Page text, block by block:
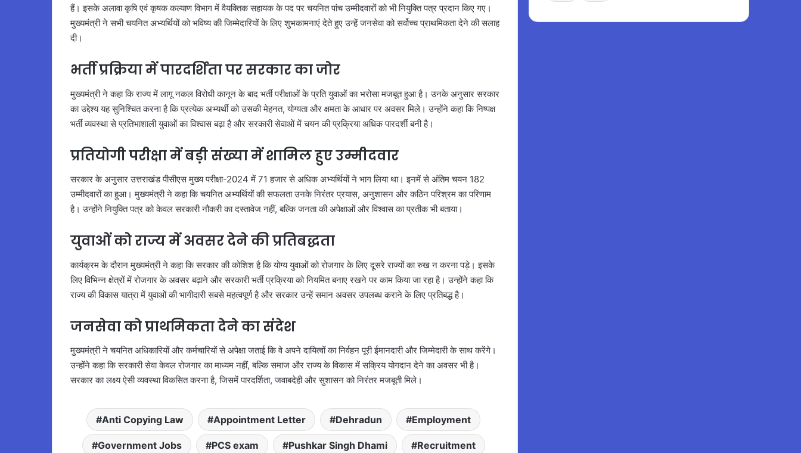
हैं। इसके अलावा कृषि एवं कृषक कल्याण विभाग में वैयक्तिक सहायक के पद पर चयनित पांच उम्मीदवारों को भी नियुक्ति पत्र प्रदान किए गए।
मुख्यमंत्री ने सभी चयनित अभ्यर्थियों को भविष्य की जिम्मेदारियों के लिए शुभकामनाएं देते हुए उन्हें जनसेवा को सर्वोच्च प्राथमिकता देने की सलाह
दी।
भर्ती प्रक्रिया में पारदर्शिता पर सरकार का जोर
मुख्यमंत्री ने कहा कि राज्य में लागू नकल विरोधी कानून के बाद भर्ती परीक्षाओं के प्रति युवाओं का भरोसा मजबूत हुआ है। उनके अनुसार सरकार
का उद्देश्य यह सुनिश्चित करना है कि प्रत्येक अभ्यर्थी को उसकी मेहनत, योग्यता और क्षमता के आधार पर अवसर मिले। उन्होंने कहा कि निष्पक्ष
भर्ती व्यवस्था से प्रतिभाशाली युवाओं का विश्वास बढ़ा है और सरकारी सेवाओं में चयन की प्रक्रिया अधिक पारदर्शी बनी है।
प्रतियोगी परीक्षा में बड़ी संख्या में शामिल हुए उम्मीदवार
सरकार के अनुसार उत्तराखंड पीसीएस मुख्य परीक्षा-2024 में 71 हजार से अधिक अभ्यर्थियों ने भाग लिया था। इनमें से अंतिम चयन 182
उम्मीदवारों का हुआ। मुख्यमंत्री ने कहा कि चयनित अभ्यर्थियों की सफलता उनके निरंतर प्रयास, अनुशासन और कठिन परिश्रम का परिणाम
है। उन्होंने नियुक्ति पत्र को केवल सरकारी नौकरी का दस्तावेज नहीं, बल्कि जनता की अपेक्षाओं और विश्वास का प्रतीक भी बताया।
युवाओं को राज्य में अवसर देने की प्रतिबद्धता
कार्यक्रम के दौरान मुख्यमंत्री ने कहा कि सरकार की कोशिश है कि योग्य युवाओं को रोजगार के लिए दूसरे राज्यों का रुख न करना पड़े। इसके
लिए विभिन्न क्षेत्रों में रोजगार के अवसर बढ़ाने और सरकारी भर्ती प्रक्रिया को नियमित बनाए रखने पर काम किया जा रहा है। उन्होंने कहा कि
राज्य की विकास यात्रा में युवाओं की भागीदारी सबसे महत्वपूर्ण है और सरकार उन्हें समान अवसर उपलब्ध कराने के लिए प्रतिबद्ध है।
जनसेवा को प्राथमिकता देने का संदेश
मुख्यमंत्री ने चयनित अधिकारियों और कर्मचारियों से अपेक्षा जताई कि वे अपने दायित्वों का निर्वहन पूरी ईमानदारी और जिम्मेदारी के साथ करेंगे।
उन्होंने कहा कि सरकारी सेवा केवल रोजगार का माध्यम नहीं, बल्कि समाज और राज्य के विकास में सक्रिय योगदान देने का अवसर भी है।
सरकार का लक्ष्य ऐसी व्यवस्था विकसित करना है, जिसमें पारदर्शिता, जवाबदेही और सुशासन को निरंतर मजबूती मिले।
Anti Copying Law Appointment Letter Dehradun Employment
Government Jobs PCS exam Pushkar Singh Dhami Recruitment